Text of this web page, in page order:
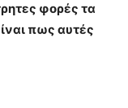
φορές τα
πως αυτές